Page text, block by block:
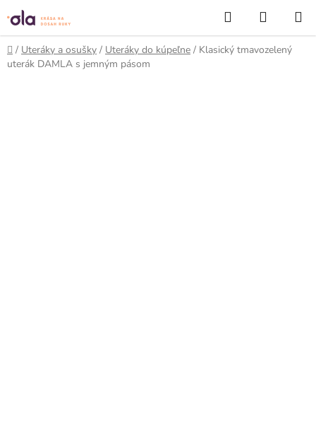
Prejsť
na
obsah
Hľadať
KOŠÍK
Domov
/ Uteráky a osušky / Uteráky do kúpeľne / Klasický tmavozelený
uterák DAMLA s jemným pásom